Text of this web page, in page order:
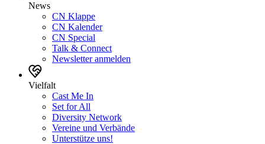
News
CN Klappe
CN Kalender
CN Special
Talk & Connect
Newsletter anmelden
Vielfalt
Cast Me In
Set for All
Diversity Network
Vereine und Verbände
Unterstütze uns!